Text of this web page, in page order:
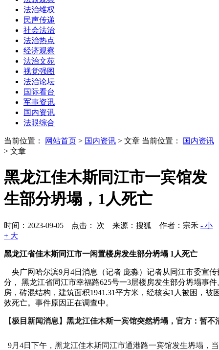
法治维权
民声传递
社会法治
法治热点
经济观察
法治文苑
视觉强图
法治论坛
国际看台
军事资讯
国内资讯
法眼综合
当前位置： 网站首页 > 国内资讯 > 文章 当前位置：
国内资讯
> 文章
黑龙江佳木斯同江市一宾馆发
生部分坍塌，1人死亡
时间：2023-09-05 点击： 次 来源：搜狐 作者：宗禾 - 小
+ 大
黑龙江省佳木斯同江市一闲置楼房发生部分坍塌 1人死亡
央广网哈尔滨9月4日消息（记者 庞淼）记者从同江市委宣传
分， 黑龙江省同江市幸福路625号一3层楼房发生部分坍塌事
房，砖混结构，建筑面积1941.31平方米，经核实1人被困，被
效死亡。事件原因正在调查中。
【极 目新闻消息】 黑龙江佳木斯一宾馆突然坍塌，官方：暂不
9月4日下午，黑龙江佳木斯同江市通港路一宾馆发生坍塌，